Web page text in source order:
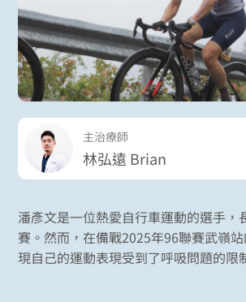
主治療師
林弘遠 Brian
潘彥文是一位熱愛自行車運動的選手，
賽。然而，在備戰2025年96聯賽武嶺
現自己的運動表現受到了呼吸問題的限